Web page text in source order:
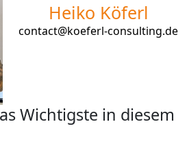
Heiko Köferl
contact@koeferl-consulting.de
Wichtigste in diesem